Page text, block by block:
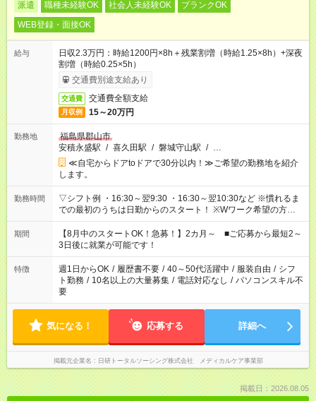
派遣 職種未経験OK 社会人未経験OK
ブランクOK
WEB登録・面接OK
給与
日収2.3万円：時給1200円×8h＋残業割増（時給1.25×8h）+深夜
割増（時給0.25×5h）
交通費別途支給あり
交通費 交通費全額支給
月収例 15～20万円
勤務地
福島県郡山市
安積永盛駅 / 喜久田駅 / 磐城守山駅 / …
≪自宅からドアtoドアで30分以内！≫ご希望の勤務地を紹介
します。
勤務時間
▽シフト例 ・16:30～翌9:30 ・16:30～翌10:30など ※慣れるま
での最初のうちは日勤からのスタート！ ※Wワーク希望の方へ
今ご覧のお仕事で希望する勤務時間と、もう1つのお仕事の勤務
時間。 合計で週40時間を超える場合は応募できません。
期間
【8月中のスタートOK！急募！】2カ月～ ■ご応募から最短2～
3日後に就業が可能です！
特徴 週1日からOK / 履歴書不要 / 40～50代活躍中 / 服装自由 / シフ
ト勤務 / 10名以上の大量募集 / 電話対応なし / パソコンスキル不
要
気になる！ 応募する 詳細へ
掲載元企業名 日研トータルソーシング株式会社 メディカルケア事業部
掲載日：2026.08.05